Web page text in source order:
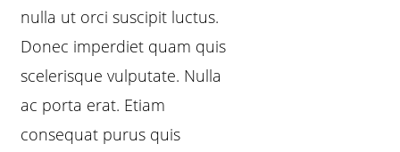
nulla ut orci suscipit luctus.
Donec imperdiet quam quis
scelerisque vulputate. Nulla
ac porta erat. Etiam
consequat purus quis